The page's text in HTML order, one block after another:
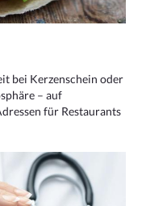
bei Kerzenschein oder
– auf
für Restaurants